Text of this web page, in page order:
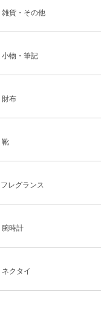
雑貨・その他
小物・筆記
財布
靴
レグランス
腕時計
ネクタイ